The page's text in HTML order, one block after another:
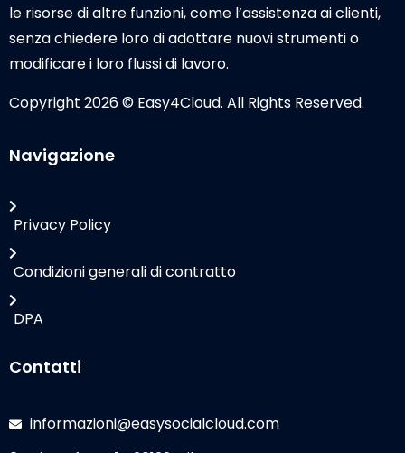
le risorse di altre funzioni, come l’assistenza ai clienti,
senza chiedere loro di adottare nuovi strumenti o
modificare i loro flussi di lavoro.
Copyright 2026 © Easy4Cloud. All Rights Reserved.
Navigazione
Privacy Policy
Condizioni generali di contratto
DPA
Contatti
informazioni@easysocialcloud.com